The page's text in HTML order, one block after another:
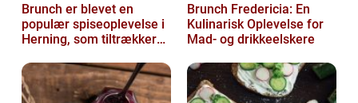
Brunch er blevet en
populær spiseoplevelse i
Herning, som tiltrækker
og turis...
Brunch Fredericia: En
Kulinarisk Oplevelse for
Mad- og drikkeelskere